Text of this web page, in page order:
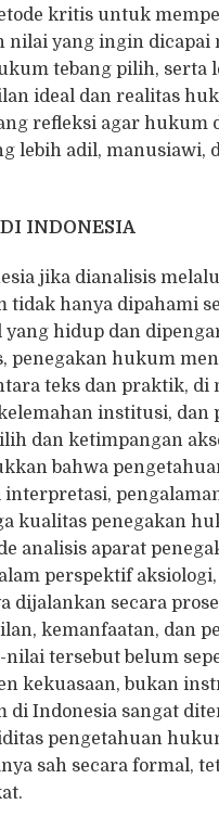
kritis untuk
yang ingin dicapai
tebang pilih, serta
ideal dan realitas
refleksi agar hukum
lebih adil, manusiawi,
INDONESIA
jika dianalisis
hanya dipahami
hidup dan
penegakan hukum
teks dan praktik,
institusi, dan
dan ketimpangan
bahwa
kualitas penegakan
analisis aparat
perspektif
secara
kemanfaatan, dan
tersebut belum
kekuasaan, bukan
Indonesia sangat
pengetahuan
sah secara formal,